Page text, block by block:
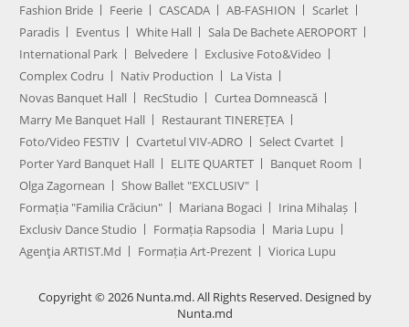
Fashion Bride
Feerie CASCADA AB-FASHION
Scarlet
Paradis
Eventus White Hall
Sala De Bachete AEROPORT
International Park
Belvedere
Exclusive Foto&Video
Complex Codru
Nativ Production
La Vista
Novas Banquet Hall
RecStudio
Curtea Domnească
Marry Me Banquet Hall
Restaurant TINEREȚEA
Foto/Video FESTIV
Cvartetul VIV-ADRO
Select Cvartet
Porter Yard Banquet Hall
ELITE QUARTET
Banquet Room
Olga Zagornean
Show Ballet "EXCLUSIV"
Formația "Familia Crăciun"
Mariana Bogaci
Irina Mihalaș
Exclusiv Dance Studio
Formația Rapsodia
Maria Lupu
Agenţia ARTIST.md
Formația Art-Prezent Viorica Lupu
Copyright © 2026 Nunta.md. All Rights Reserved. Designed by
Nunta.md